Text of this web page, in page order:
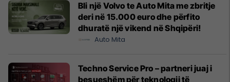
Bli një Volvo te Auto Mita me zbritje
deri në 15.000 euro dhe përfito
dhuratë një vikend në Shqipëri!
Auto Mita
Techno Service Pro – partneri juaj i
besueshëm për teknologji të